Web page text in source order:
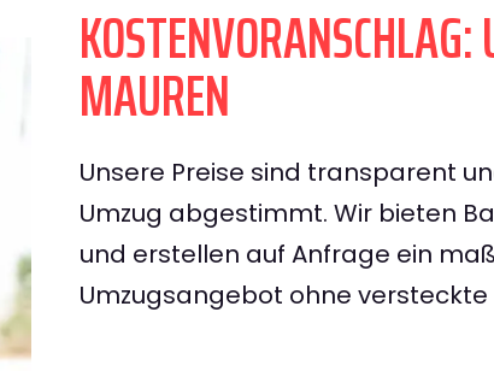
MAUREN
Unsere Preise sind transparent
Umzug abgestimmt. Wir bieten
und erstellen auf Anfrage ein
Umzugsangebot ohne versteckte